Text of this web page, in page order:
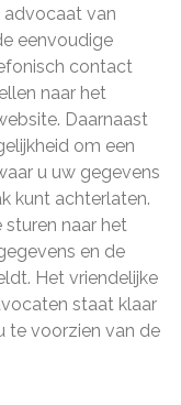
van
eenvoudige
contact
naar het
Daarnaast
om een
u uw gegevens
kunt achterlaten.
sturen naar het
en de
Het vriendelijke
staat klaar
te voorzien van de